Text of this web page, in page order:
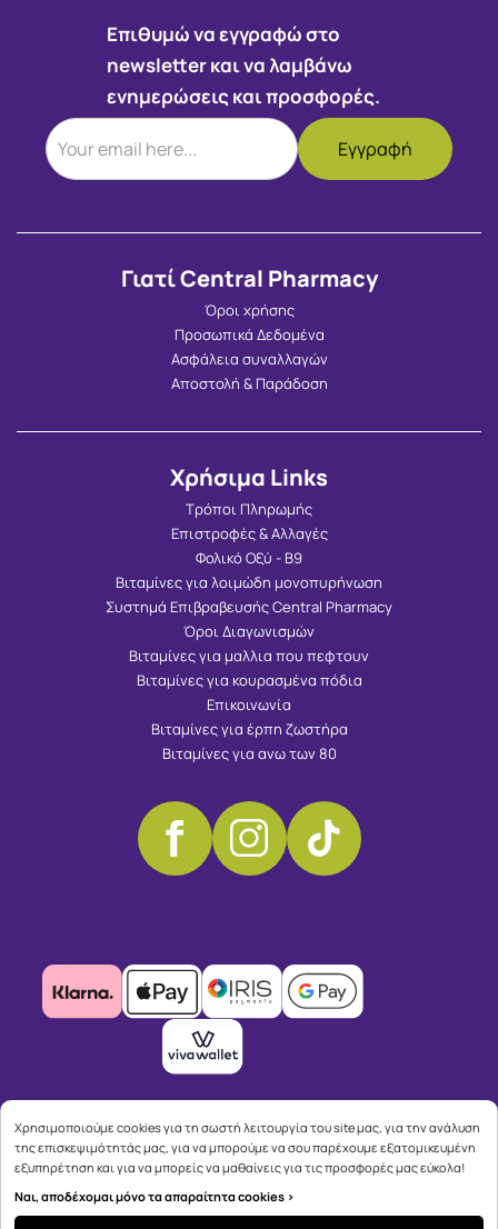
Επιθυμώ να εγγραφώ στο
newsletter και να λαμβάνω
ενημερώσεις και προσφορές.
Γιατί Central Pharmacy
Όροι χρήσης
Προσωπικά Δεδομένα
Ασφάλεια συναλλαγών
Αποστολή & Παράδοση
Χρήσιμα Links
Τρόποι Πληρωμής
Επιστροφές & Αλλαγές
Φολικό Οξύ - Β9
Βιταμίνες για λοιμώδη μονοπυρήνωση
Συστημά Επιβραβευσής Central Pharmacy
Όροι Διαγωνισμών
Βιταμίνες για μαλλια που πεφτουν
Βιταμίνες για κουρασμένα πόδια
Επικοινωνία
Βιταμίνες για έρπη ζωστήρα
Βιταμίνες για ανω των 80
Copyright © 2026advisable.com
Χρησιμοποιούμε cookies για τη σωστή λειτουργία του site μας, για την ανάλυση
της επισκεψιμότητάς μας, για να μπορούμε να σου παρέχουμε εξατομικευμένη
εξυπηρέτηση και για να μπορείς να μαθαίνεις για τις προσφορές μας εύκολα!
Ναι, αποδέχομαι μόνο τα απαραίτητα cookies >